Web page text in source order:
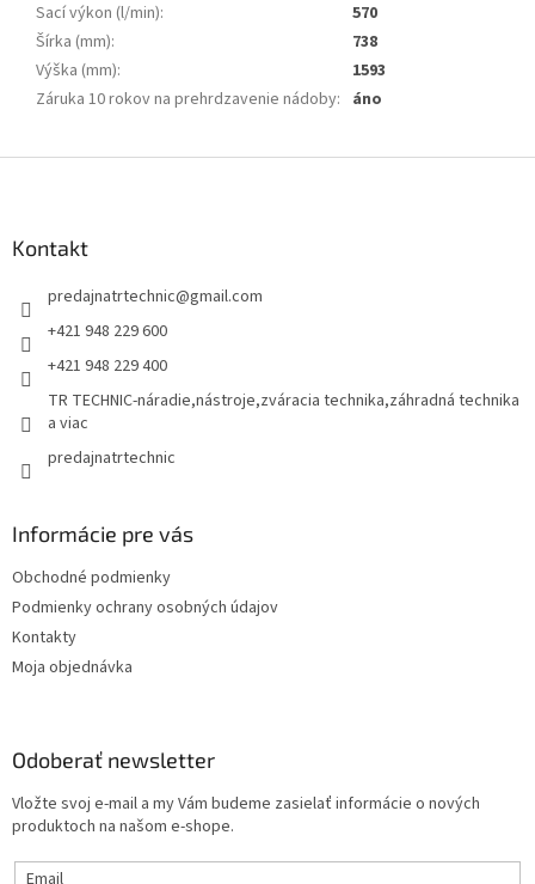
Sací výkon (l/min):
570
Šírka (mm):
738
Výška (mm):
1593
Záruka 10 rokov na prehrdzavenie nádoby: áno
Kontakt
predajnatrtechnic@gmail.com
+421 948 229 600
+421 948 229 400
TR TECHNIC-náradie,nástroje,zváracia technika,záhradná technika
a viac
predajnatrtechnic
Informácie pre vás
Obchodné podmienky
Podmienky ochrany osobných údajov
Kontakty
Moja objednávka
Odoberať newsletter
Vložte svoj e-mail a my Vám budeme zasielať informácie o nových
produktoch na našom e-shope.
Email